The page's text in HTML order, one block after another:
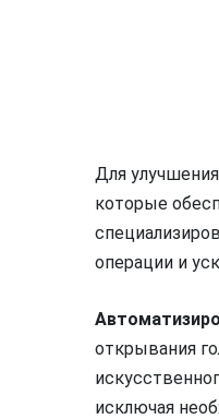
Для
которые
операции и
открывания
исключая